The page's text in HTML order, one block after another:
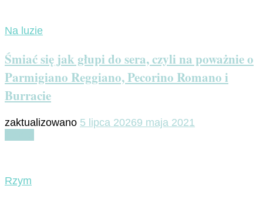
Na luzie
Śmiać się jak głupi do sera, czyli na poważnie o
Parmigiano Reggiano, Pecorino Romano i
Burracie
zaktualizowano 5 lipca 20269 maja 2021
Rzym